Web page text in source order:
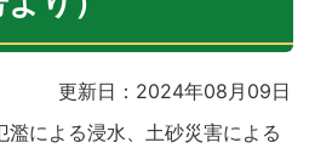
更新日：2024年08月09日
による浸水、土砂災害による